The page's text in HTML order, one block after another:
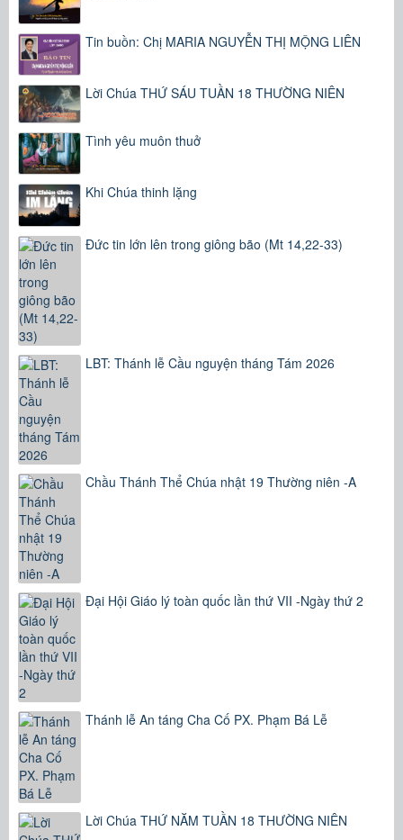
Tin buồn: Chị MARIA NGUYỄN THỊ MỘNG LIÊN
Lời Chúa THỨ SÁU TUẦN 18 THƯỜNG NIÊN
Tình yêu muôn thuở
Khi Chúa thinh lặng
Đức tin lớn lên trong giông bão (Mt 14,22-33)
LBT: Thánh lễ Cầu nguyện tháng Tám 2026
Chầu Thánh Thể Chúa nhật 19 Thường niên -A
Đại Hội Giáo lý toàn quốc lần thứ VII -Ngày thứ 2
Thánh lễ An táng Cha Cố PX. Phạm Bá Lễ
Lời Chúa THỨ NĂM TUẦN 18 THƯỜNG NIÊN